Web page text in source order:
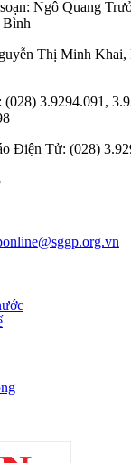
Ngô Quang
Bình
Thị Minh Khai,
3.9294.091,
Điện Tử: (028)